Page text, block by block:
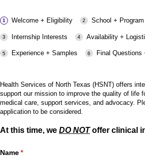
Welcome + Eligibility School +
Internship Interests Availability +
Experience + Samples Final Questions
Health Services of North Texas (HSNT) offers
support our mission to improve the quality of life
medical care, support services, and advocacy.
application to be considered.
At this time, we DO NOToffer clinical
Name*
(required)